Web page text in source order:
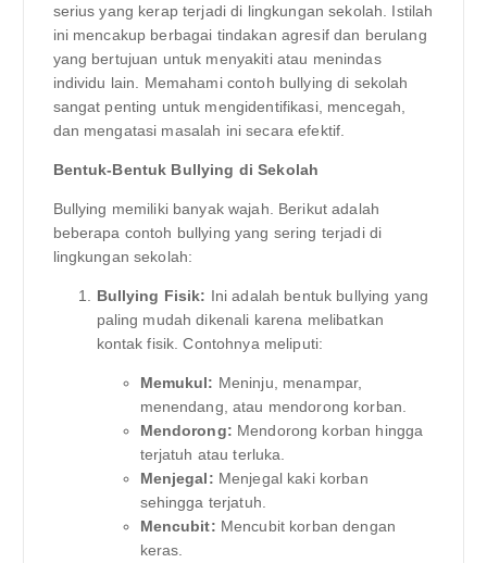
serius yang kerap terjadi di lingkungan sekolah. Istilah
ini mencakup berbagai tindakan agresif dan berulang
yang bertujuan untuk menyakiti atau menindas
individu lain. Memahami contoh bullying di sekolah
sangat penting untuk mengidentifikasi, mencegah,
dan mengatasi masalah ini secara efektif.
Bentuk-Bentuk Bullying di Sekolah
Bullying memiliki banyak wajah. Berikut adalah
beberapa contoh bullying yang sering terjadi di
lingkungan sekolah:
Bullying Fisik: Ini adalah bentuk bullying yang
paling mudah dikenali karena melibatkan
kontak fisik. Contohnya meliputi:
Memukul: Meninju, menampar,
menendang, atau mendorong korban.
Mendorong: Mendorong korban hingga
terjatuh atau terluka.
Menjegal: Menjegal kaki korban
sehingga terjatuh.
Mencubit: Mencubit korban dengan
keras.